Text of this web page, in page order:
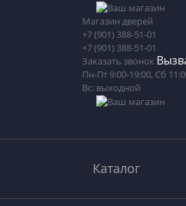
Магазин дверей
+7 (901) 388-51-01
+7 (901) 388-51-01
Заказать звонок
Пн-Пт 9:00-19:00, Сб
Вс: выходной
Каталог